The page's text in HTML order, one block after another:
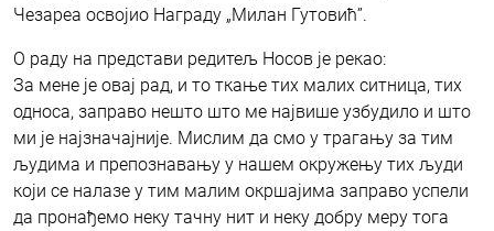
Чезареа освојио Награду „Милан Гутовић”.
О раду на представи редитељ Носов је рекао:
За мене је овај рад, и то ткање тих малих ситница, тих
односа, заправо нешто што ме највише узбудило и што
ми је најзначајније. Мислим да смо у трагању за тим
људима и препознавању у нашем окружењу тих људи
који се налазе у тим малим окршајима заправо успели
да пронађемо неку тачну нит и неку добру меру тога